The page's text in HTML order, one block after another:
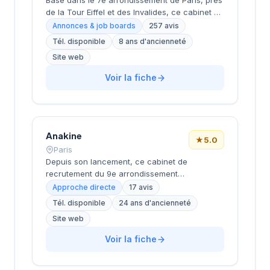
de la Tour Eiffel et des Invalides, ce cabinet de
recrutement bénéficie d'une localisation
prestigieuse au cœur de la capitale. Installé
rue de Bellechasse, il accompagne les
entreprises dans leurs recrutements avec une
approche personnalisée. La structure affiche
une excellente réputation auprès de sa
prestations de conseil en recrutement.
Annonces & job boards
257 avis
Tél. disponible
8 ans d'ancienneté
Site web
Voir la fiche
Anakine
Paris
★5.0
Depuis son lancement, ce cabinet de
recrutement du 9e arrondissement
accompagne les entreprises dans leurs
recherches de talents, avec une approche
centrée sur les métiers du digital et de la tech.
Basée rue de Clichy dans le quartier Opéra-
Grands Boulevards, la structure développe
une expertise particulière sur les profils
Approche directe
17 avis
Tél. disponible
24 ans d'ancienneté
Site web
Voir la fiche